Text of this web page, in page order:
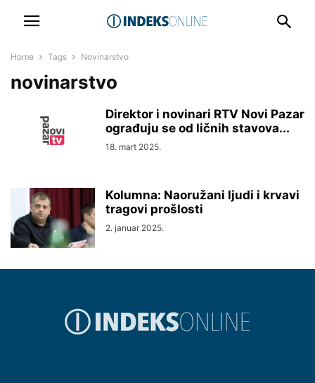
Home Tags Novinarstvo
novinarstvo
Direktor i novinari RTV Novi Pazar
ograđuju se od ličnih stavova...
18. mart 2025.
Kolumna: Naoružani ljudi i krvavi
tragovi prošlosti
2. januar 2025.